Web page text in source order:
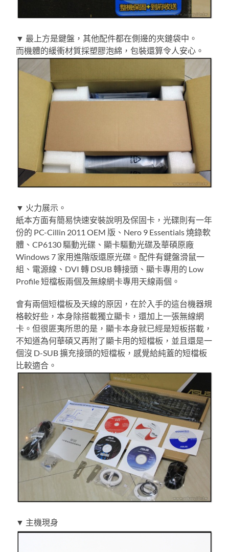
▼ 最上方是鍵盤，其他配件都在側邊的夾鏈袋中。
而機體的緩衝材質採塑膠泡綿，包裝還算令人安心。
▼ 火力展示。
紙本方面有簡易快速安裝說明及保固卡，光碟則有一年
份的 PC-Cillin 2011 OEM 版、Nero 9 Essentials 燒錄軟
體、CP6130 驅動光碟、顯卡驅動光碟及華碩原廠
Windows 7 家用進階版還原光碟。配件有鍵盤滑鼠一
組、電源線、DVI 轉 DSUB 轉接頭、顯卡專用的 Low
Profile 短檔板兩個及無線網卡專用天線兩個。
會有兩個短檔板及天線的原因，在於入手的這台機器規
格較好些，本身除搭載獨立顯卡，還加上一張無線網
卡。但很匪夷所思的是，顯卡本身就已經是短板搭載，
不知道為何華碩又再附了顯卡用的短檔板，並且還是一
個沒 D-SUB 擴充接頭的短檔板，感覺給純蓋的短檔板
比較適合。
▼ 主機現身